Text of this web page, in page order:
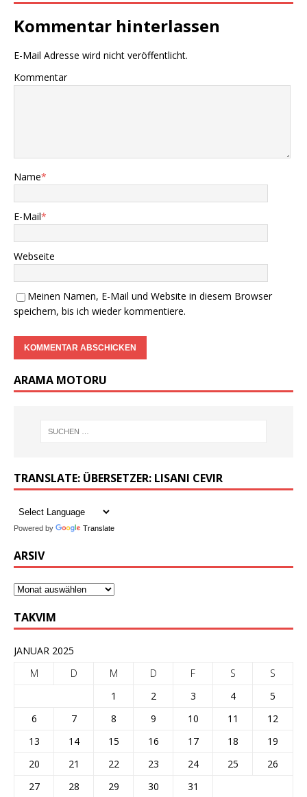
Kommentar hinterlassen
E-Mail Adresse wird nicht veröffentlicht.
Kommentar
Name*
E-Mail*
Webseite
Meinen Namen, E-Mail und Website in diesem Browser
speichern, bis ich wieder kommentiere.
ARAMA MOTORU
TRANSLATE: ÜBERSETZER: LISANI CEVIR
Powered by Translate
ARSIV
TAKVIM
JANUAR 2025
M
D M D F S
S
1
2 3 4
5
6
7 8 9 10 11
12
13
14 15 16 17 18
19
20
21 22 23 24 25
26
27
28 29 30 31